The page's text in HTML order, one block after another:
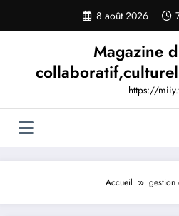
contenu
8 août 2026
Magazine
https://
Accueil gestion